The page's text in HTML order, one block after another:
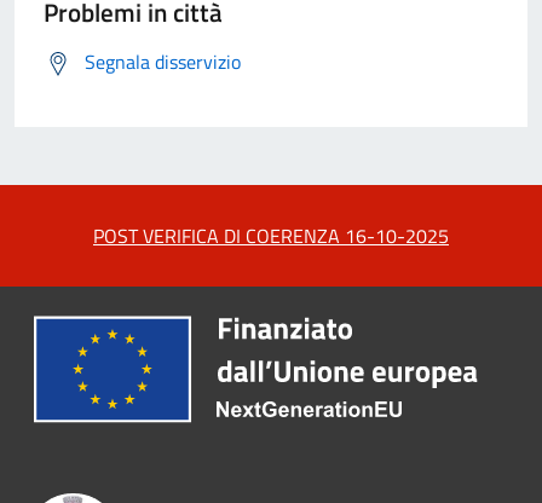
Problemi in città
Segnala disservizio
POST VERIFICA DI COERENZA 16-10-2025